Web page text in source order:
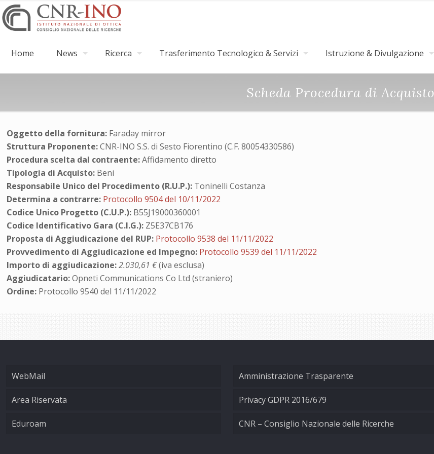
Home News Ricerca Trasferimento Tecnologico & Servizi Istruzione & Divulgazione
Scheda Procedura di Acquisto
Oggetto della fornitura: Faraday mirror
Struttura Proponente:CNR-INO S.S. di Sesto Fiorentino (C.F. 80054330586)
Procedura scelta dal contraente:Affidamento diretto
Tipologia di Acquisto: Beni
Responsabile Unico del Procedimento (R.U.P.): Toninelli Costanza
Determina a contrarre: Protocollo 9504 del 10/11/2022
Codice Unico Progetto (C.U.P.): B55J19000360001
Codice Identificativo Gara (C.I.G.): Z5E37CB176
Proposta di Aggiudicazione del RUP: Protocollo 9538 del 11/11/2022
Provvedimento di Aggiudicazione ed Impegno: Protocollo 9539 del 11/11/2022
Importo di aggiudicazione: 2.030,61 €(iva esclusa)
Aggiudicatario:Opneti Communications Co Ltd (straniero)
Ordine: Protocollo 9540 del 11/11/2022
WebMail
Area Riservata
Eduroam
Amministrazione Trasparente
Privacy GDPR 2016/679
CNR – Consiglio Nazionale delle Ricerche